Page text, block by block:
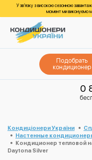
У зв’язку з високою сезонною
момент ми виконуємо
Подобрать
кондиционер
0
Кондиціонери України
Настенные
Кондиционер тепловой
Daytona Silver